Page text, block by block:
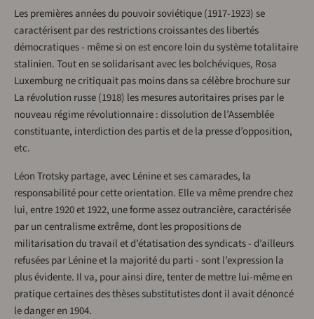
Les premières années du pouvoir soviétique (1917-1923) se
caractérisent par des restrictions croissantes des libertés
démocratiques - même si on est encore loin du système totalitaire
stalinien. Tout en se solidarisant avec les bolchéviques, Rosa
Luxemburg ne critiquait pas moins dans sa célèbre brochure sur
La révolution russe (1918) les mesures autoritaires prises par le
nouveau régime révolutionnaire : dissolution de l’Assemblée
constituante, interdiction des partis et de la presse d’opposition,
etc.
Léon Trotsky partage, avec Lénine et ses camarades, la
responsabilité pour cette orientation. Elle va même prendre chez
lui, entre 1920 et 1922, une forme assez outrancière, caractérisée
par un centralisme extrême, dont les propositions de
militarisation du travail et d’étatisation des syndicats - d’ailleurs
refusées par Lénine et la majorité du parti - sont l’expression la
plus évidente. Il va, pour ainsi dire, tenter de mettre lui-même en
pratique certaines des thèses substitutistes dont il avait dénoncé
le danger en 1904.